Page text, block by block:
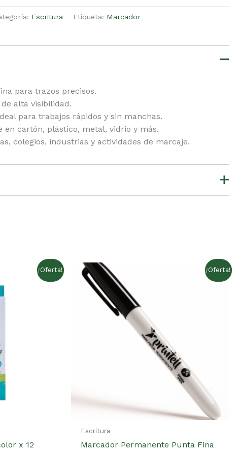
Escritura Etiqueta: Marcador
para trazos precisos.
alta visibilidad.
para trabajos rápidos y sin manchas.
en cartón, plástico, metal, vidrio y más.
colegios, industrias y actividades de marcaje.
¡Oferta!
x 12
¡Oferta!
Escritura
Marcador Permanente Punta Fina